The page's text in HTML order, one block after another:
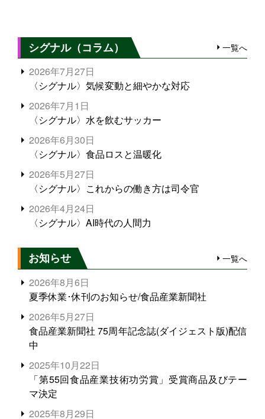
シグナル（コラム） 一覧へ
2026年7月27日
〈シグナル〉気候変動と細やかな対応
2026年7月1日
〈シグナル〉水を飲むサッカー
2026年6月30日
〈シグナル〉食品ロスと温暖化
2026年5月27日
〈シグナル〉これからの働き方は司令官
2026年4月24日
〈シグナル〉AI時代の人間力
お知らせ 一覧へ
2026年8月6日
夏季休業･休刊のお知らせ/食品産業新聞社
2026年5月27日
食品産業新聞社 75周年記念誌(ダイジェスト版)配信
中
2025年10月22日
「第55回食品産業技術功労賞」受賞商品及びテー
マ決定
2025年8月29日